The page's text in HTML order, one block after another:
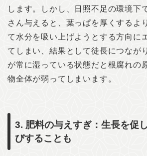
します。しかし、日照不足の環境下
さん与えると、葉っぱを厚くするよ
て水分を吸い上げようとする方向に
てしまい、結果として徒長につなが
が常に湿っている状態だと根腐れの
物全体が弱ってしまいます。
3. 肥料の与えすぎ：生長を促
びすることも